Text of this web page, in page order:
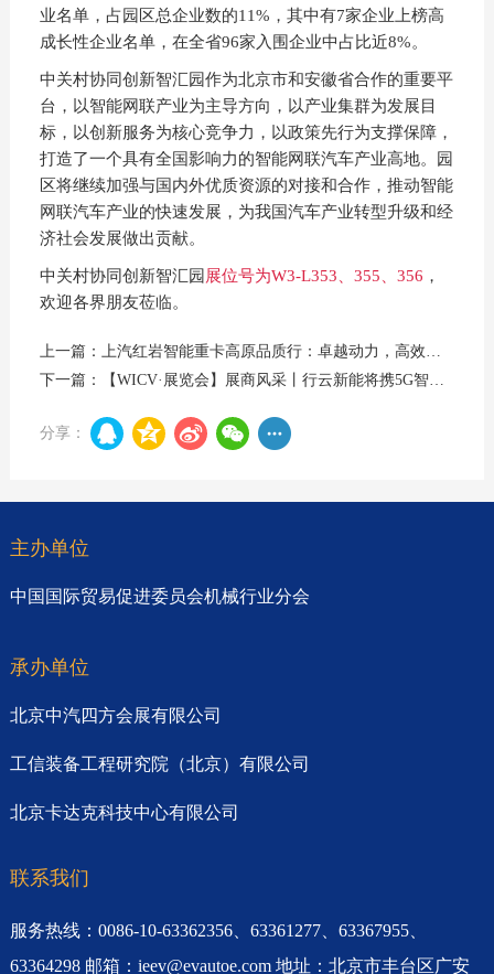
业名单，占园区总企业数的11%，其中有7家企业上榜高
成长性企业名单，在全省96家入围企业中占比近8%。
中关村协同创新智汇园作为北京市和安徽省合作的重要平
台，以智能网联产业为主导方向，以产业集群为发展目
标，以创新服务为核心竞争力，以政策先行为支撑保障，
打造了一个具有全国影响力的智能网联汽车产业高地。园
区将继续加强与国内外优质资源的对接和合作，推动智能
网联汽车产业的快速发展，为我国汽车产业转型升级和经
济社会发展做出贡献。
中关村协同创新智汇园 展位号为W3-L353、355、356 ，
欢迎各界朋友莅临。
分享：
主办单位
中国国际贸易促进委员会机械行业分会
承办单位
北京中汽四方会展有限公司
工信装备工程研究院（北京）有限公司
北京卡达克科技中心有限公司
联系我们
服务热线：0086-10-63362356、63361277、63367955、
63364298 邮箱：ieev@evautoe.com 地址：北京市丰台区广安